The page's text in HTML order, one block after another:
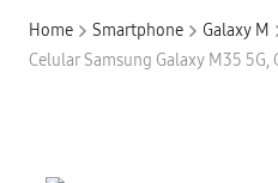
Home Smartphone
Galaxy M
Celular Samsung Galaxy M35 5G,